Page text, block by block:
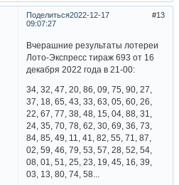
Поделиться 13
2022-12-17
09:07:27
Вчерашние результаты лотереи
Лото-Экспресс тираж 693 от 16
декабря 2022 года в 21-00:
34, 32, 47, 20, 86, 09, 75, 90, 27,
37, 18, 65, 43, 33, 63, 05, 60, 26,
22, 67, 77, 38, 48, 15, 04, 88, 31,
24, 35, 70, 78, 62, 30, 69, 36, 73,
84, 85, 49, 11, 41, 82, 55, 71, 87,
02, 59, 46, 79, 53, 57, 28, 52, 54,
08, 01, 51, 25, 23, 19, 45, 16, 39,
03, 13, 80, 74, 58...